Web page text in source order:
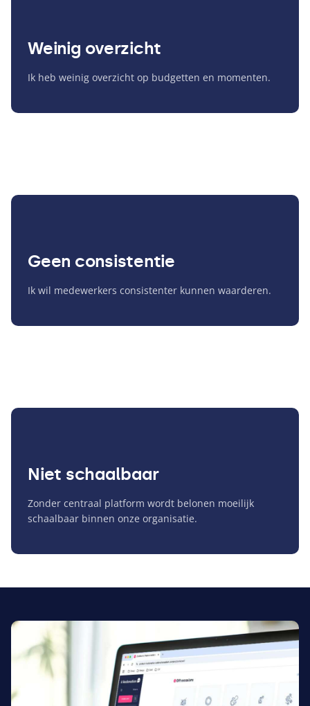
Weinig overzicht
Ik heb weinig overzicht op budgetten en momenten.
Geen consistentie
Ik wil medewerkers consistenter kunnen waarderen.
Niet schaalbaar
Zonder centraal platform wordt belonen moeilijk
schaalbaar binnen onze organisatie.